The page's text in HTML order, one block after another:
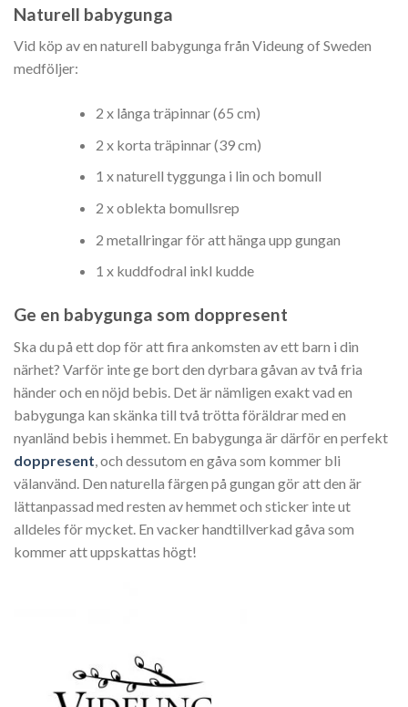
Naturell babygunga
Vid köp av en naturell babygunga från Videung of Sweden
medföljer:
2 x långa träpinnar (65 cm)
2 x korta träpinnar (39 cm)
1 x naturell tyggunga i lin och bomull
2 x oblekta bomullsrep
2 metallringar för att hänga upp gungan
1 x kuddfodral inkl kudde
Ge en babygunga som doppresent
Ska du på ett dop för att fira ankomsten av ett barn i din
närhet? Varför inte ge bort den dyrbara gåvan av två fria
händer och en nöjd bebis. Det är nämligen exakt vad en
babygunga kan skänka till två trötta föräldrar med en
nyanländ bebis i hemmet. En babygunga är därför en perfekt
doppresent , och dessutom en gåva som kommer bli
välanvänd. Den naturella färgen på gungan gör att den är
lättanpassad med resten av hemmet och sticker inte ut
alldeles för mycket. En vacker handtillverkad gåva som
kommer att uppskattas högt!